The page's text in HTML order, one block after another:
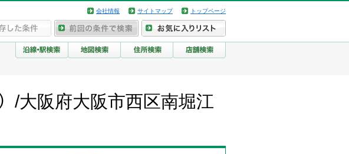
会社情報 サイトマップ トップページ
/大阪府大阪市西区南堀江